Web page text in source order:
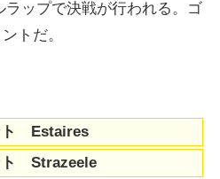
ップで決戦が行われる。ゴ
トだ。
ト Estaires
ト Strazeele